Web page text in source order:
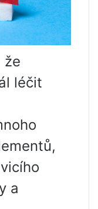
že
léčit
a